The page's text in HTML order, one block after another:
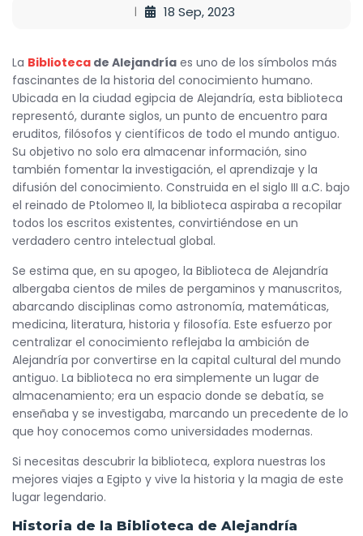
18 Sep, 2023
La Biblioteca de Alejandría es uno de los símbolos más
fascinantes de la historia del conocimiento humano.
Ubicada en la ciudad egipcia de Alejandría, esta biblioteca
representó, durante siglos, un punto de encuentro para
eruditos, filósofos y científicos de todo el mundo antiguo.
Su objetivo no solo era almacenar información, sino
también fomentar la investigación, el aprendizaje y la
difusión del conocimiento. Construida en el siglo III a.C. bajo
el reinado de Ptolomeo II, la biblioteca aspiraba a recopilar
todos los escritos existentes, convirtiéndose en un
verdadero centro intelectual global.
Se estima que, en su apogeo, la Biblioteca de Alejandría
albergaba cientos de miles de pergaminos y manuscritos,
abarcando disciplinas como astronomía, matemáticas,
medicina, literatura, historia y filosofía. Este esfuerzo por
centralizar el conocimiento reflejaba la ambición de
Alejandría por convertirse en la capital cultural del mundo
antiguo. La biblioteca no era simplemente un lugar de
almacenamiento; era un espacio donde se debatía, se
enseñaba y se investigaba, marcando un precedente de lo
que hoy conocemos como universidades modernas.
Si necesitas descubrir la biblioteca, explora nuestras los
mejores viajes a Egipto y vive la historia y la magia de este
lugar legendario.
Historia de la Biblioteca de Alejandría